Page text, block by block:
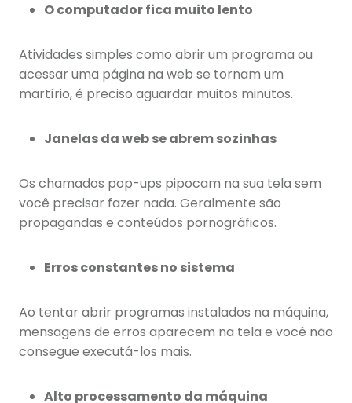
O computador fica muito lento
Atividades simples como abrir um programa ou
acessar uma página na web se tornam um
martírio, é preciso aguardar muitos minutos.
Janelas da web se abrem sozinhas
Os chamados pop-ups pipocam na sua tela sem
você precisar fazer nada. Geralmente são
propagandas e conteúdos pornográficos.
Erros constantes no sistema
Ao tentar abrir programas instalados na máquina,
mensagens de erros aparecem na tela e você não
consegue executá-los mais.
Alto processamento da máquina